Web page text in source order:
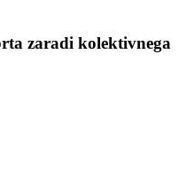
zaradi kolektivnega